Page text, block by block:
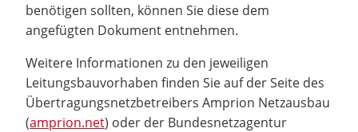
benötigen sollten, können Sie diese dem
angefügten Dokument entnehmen.
Weitere Informationen zu den jeweiligen
Leitungsbauvorhaben finden Sie auf der Seite des
Übertragungsnetzbetreibers Amprion Netzausbau
(amprion.net) oder der Bundesnetzagentur